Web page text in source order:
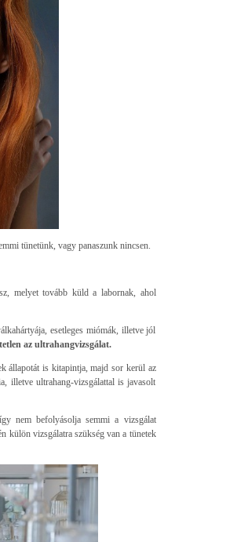
tünetünk, vagy panaszunk nincsen.
melyet tovább küld a labornak, ahol
esetleges miómák, illetve jól
az ultrahangvizsgálat.
állapotát is kitapintja, majd sor kerül az
illetve ultrahang-vizsgálattal is javasolt
nem befolyásolja semmi a vizsgálat
külön vizsgálatra szükség van a tünetek